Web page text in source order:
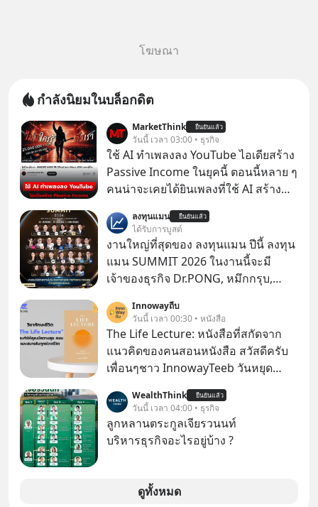
โฆษณา
กำลังนิยมในบล็อกดิต
MarketThink ยืนยันแล้ว
วันนี้ เวลา 03:00 • ธุรกิจ
ใช้ AI ทำเพลงลง YouTube ไอเดียสร้าง
Passive Income ในยุคนี้ ตอนนี้หลาย ๆ
คนน่าจะเคยได้ยินเพลงที่ใช้ AI สร้าง
รู้ตัวเรา” จากช่องชื่อว่า UNHEARD
MUSIC ที่ตอนนี้มียอดรับชมกว่า 26
ล้านครั้งแล้ว
ลงทุนแมน ยืนยันแล้ว
ได้รับการบูสต์
งานใหญ่ที่สุดของ ลงทุนแมน ปีนี้ ลงทุน
แมน SUMMIT 2026 ในงานนี้จะมี
เจ้าของธุรกิจ Dr.PONG, หมึกกรุบ,
Fastwork, MizuMi, KARMART, อิชิตัน
มาแชร์ความรู้การสร้างธุรกิจ
Innowayถีบ
วันนี้ เวลา 00:30 • หนังสือ
The Life Lecture: หนังสือที่สกัดจาก
แนวคิดของคนสอนหนังสือ สวัสดีครับ
เพื่อนๆชาว InnowayTeeb วันหยุด
สนใจจบแล้วเกิดคำถามว่า
WealthThink ยืนยันแล้ว
วันนี้ เวลา 04:00 • ธุรกิจ
ลูกหลานตระกูลเจียรวนนท์
บริหารธุรกิจอะไรอยู่บ้าง ?
ดูทั้งหมด